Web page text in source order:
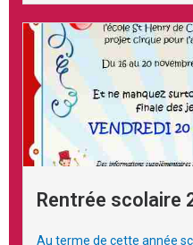
Rentrée scolaire
Au terme de cette année